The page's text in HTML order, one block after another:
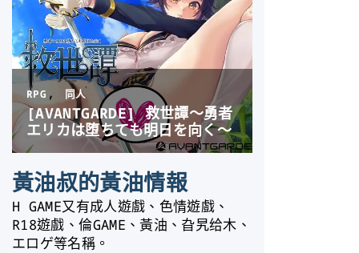
黃油叔的黃油情報
H GAME又有成人遊戲、色情遊戲、
R18遊戲、倫GAME、黃油、旮旯给木、
エロゲ等名稱。